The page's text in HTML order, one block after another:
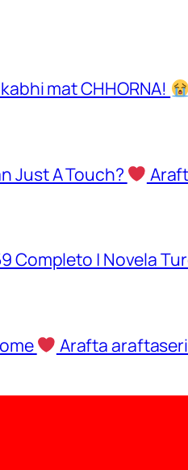
mat CHHORNA!
Just A Touch?
Completo | Novela
Arafta